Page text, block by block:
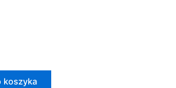
na
koszyka